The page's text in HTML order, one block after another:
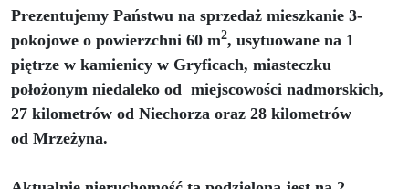
Prezentujemy Państwu na sprzedaż mieszkanie 3-
pokojowe o powierzchni 60 m2, usytuowane na 1
piętrze w kamienicy w Gryficach, miasteczku
położonym niedaleko od miejscowości nadmorskich,
27 kilometrów od Niechorza oraz 28 kilometrów
od Mrzeżyna.